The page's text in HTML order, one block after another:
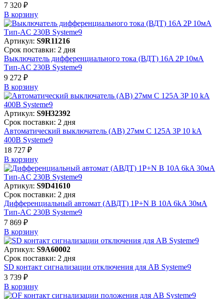
7 320 ₽
В корзинy
Артикул: S9R11216
Срок поставки: 2 дня
Выключатель дифференциального тока (ВДТ) 16A 2P 10мА
Тип-AC 230В Systeme9
9 272 ₽
В корзинy
Артикул: S9H32392
Срок поставки: 2 дня
Автоматический выключатель (АВ) 27мм C 125A 3P 10 kA
400В Systeme9
18 727 ₽
В корзинy
Артикул: S9D41610
Срок поставки: 2 дня
Дифференциальный автомат (АВДТ) 1P+N B 10A 6kA 30мА
Тип-AC 230В Systeme9
7 869 ₽
В корзинy
Артикул: S9A60002
Срок поставки: 2 дня
SD контакт сигнализации отключения для АВ Systeme9
3 739 ₽
В корзинy